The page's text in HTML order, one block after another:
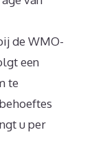
de WMO-
een
te
u per